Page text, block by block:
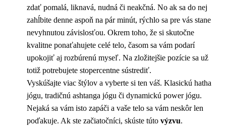
zdať pomalá, liknavá, nudná či neakčná. No ak sa do nej
zahĺbite denne aspoň na pár minút, rýchlo sa pre vás stane
nevyhnutou závislosťou. Okrem toho, že si skutočne
kvalitne ponaťahujete celé telo, časom sa vám podarí
upokojiť aj rozbúrenú myseľ. Na zložitejšie pozície sa už
totiž potrebujete stopercentne sústrediť.
Vyskúšajte viac štýlov a vyberte si ten váš. Klasickú hatha
jógu, tradičnú ashtanga jógu či dynamickú power jógu.
Nejaká sa vám isto zapáči a vaše telo sa vám neskôr len
poďakuje. Ak ste začiatočníci, skúste túto výzvu.